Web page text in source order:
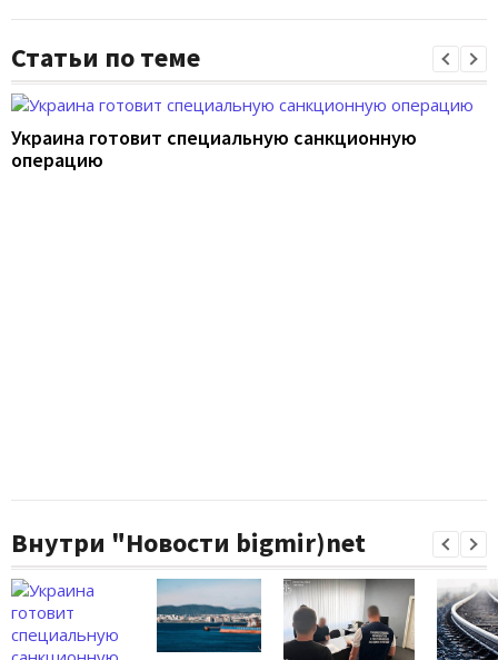
Статьи по теме
Украина готовит специальную санкционную
операцию
Внутри "Новости bigmir)net